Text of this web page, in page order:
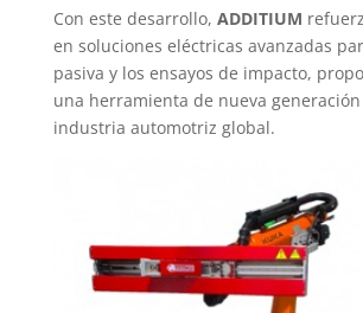
Con este desarrollo, ADDITIUM
en soluciones eléctricas avanzadas
pasiva y los ensayos de impacto,
una herramienta de nueva
industria automotriz global.